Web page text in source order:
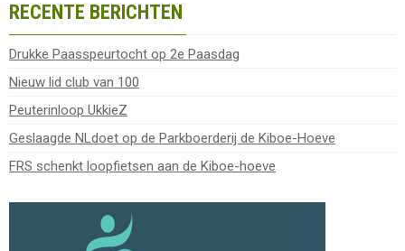
RECENTE BERICHTEN
Drukke Paasspeurtocht op 2e Paasdag
Nieuw lid club van 100
Peuterinloop UkkieZ
Geslaagde NLdoet op de Parkboerderij de Kiboe-Hoeve
FRS schenkt loopfietsen aan de Kiboe-hoeve